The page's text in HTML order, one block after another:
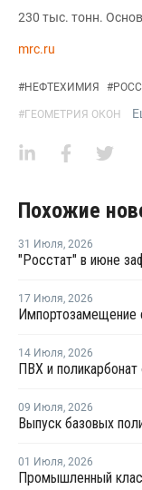
230 тыс. тонн.
mrc.ru
#НЕФТЕХИМИЯ #
#ГЕОМЕТРИЯ ОКОН
Похожие
31 Июля, 2026
17 Июля, 2026
14 Июля, 2026
09 Июля, 2026
01 Июля, 2026